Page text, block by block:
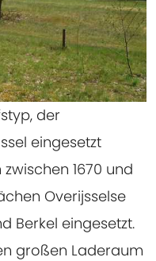
der
eingesetzt
1670 und
Overijsselse
Berkel eingesetzt.
großen Laderaum